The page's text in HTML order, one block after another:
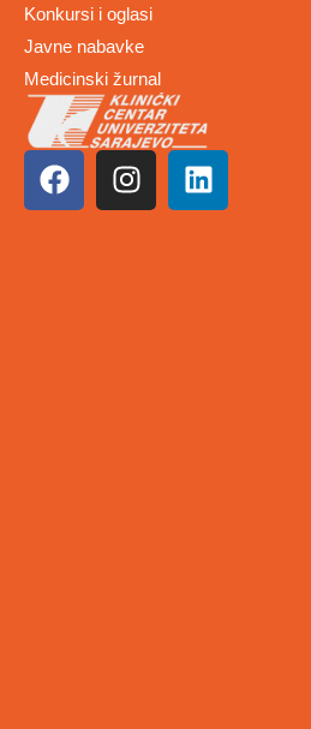
Konkursi i oglasi
Javne nabavke
Medicinski žurnal